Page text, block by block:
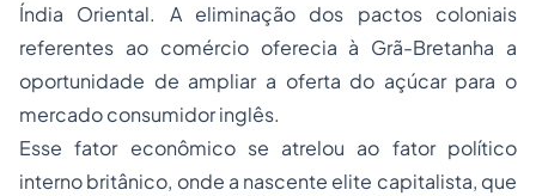
Índia Oriental. A eliminação dos pactos coloniais
referentes ao comércio oferecia à Grã-Bretanha a
oportunidade de ampliar a oferta do açúcar para o
mercado consumidor inglês.
Esse fator econômico se atrelou ao fator político
interno britânico, onde a nascente elite capitalista, que